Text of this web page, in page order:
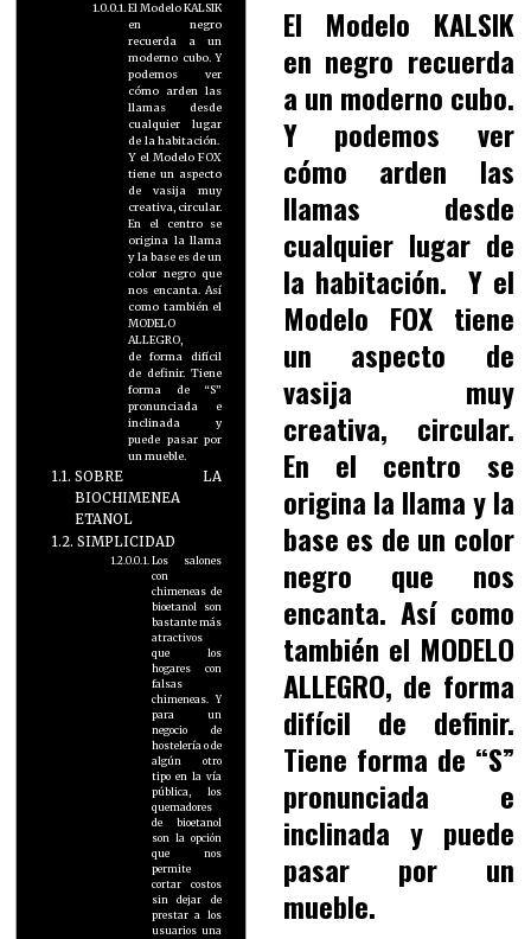
El Modelo KALSIK
en negro
recuerda a un
moderno cubo. Y
podemos ver
cómo arden las
llamas desde
cualquier lugar
de la habitación.
Y el Modelo FOX
tiene un aspecto
de vasija muy
creativa, circular.
En el centro se
origina la llama
y la base es de un
color negro que
nos encanta. Así
como también el
MODELO
ALLEGRO,
de forma difícil
de definir. Tiene
forma de “S”
pronunciada e
inclinada y
puede pasar por
un mueble.
SOBRE LA
BIOCHIMENEA
ETANOL
SIMPLICIDAD
Los salones
con
chimeneas de
bioetanol son
bastante más
atractivos
que los
hogares con
falsas
chimeneas. Y
para un
negocio de
hostelería o de
algún otro
tipo en la vía
pública, los
quemadores
de bioetanol
son la opción
que nos
permite
cortar costos
sin dejar de
prestar a los
usuarios una
El Modelo KALSIK
en negro recuerda
a un moderno cubo.
Y podemos ver
cómo arden las
llamas desde
cualquier lugar de
la habitación. Y el
Modelo FOX tiene
un aspecto de
vasija muy
creativa, circular.
En el centro se
origina la llama y la
base es de un color
negro que nos
encanta. Así como
también el MODELO
ALLEGRO, de forma
difícil de definir.
Tiene forma de “S”
pronunciada e
inclinada y puede
pasar por un
mueble.